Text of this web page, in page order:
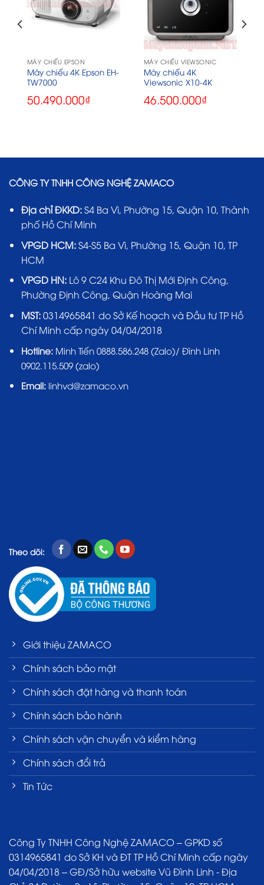
MÁY CHIẾU EPSON
Máy chiếu 4K Epson EH-
TW7000
50.490.000₫
MÁY CHIẾU VIEWSONIC
Máy chiếu 4K
Viewsonic X10-4K
46.500.000₫
CÔNG TY TNHH CÔNG NGHỆ ZAMACO
Địa chỉ ĐKKD:S4 Ba Vì, Phường 15, Quận 10, Thành
phố Hồ Chí Minh
VPGD HCM:S4-S5 Ba Vì, Phường 15, Quận 10, TP
HCM
VPGD HN:Lô 9 C24 Khu Đô Thị Mới Định Công,
Phường Định Công, Quận Hoàng Mai
MST:0314965841 do Sở Kế hoạch và Đầu tư TP Hồ
Chí Minh cấp ngày 04/04/2018
Hotline: Minh Tiến 0888.586.248 (Zalo)/ Đình Linh
0902.115.509 (zalo)
Email:linhvd@zamaco.vn
Theo dõi:
Giới thiệu ZAMACO
Chính sách bảo mật
Chính sách đặt hàng và thanh toán
Chính sách bảo hành
Chính sách vận chuyển và kiểm hàng
Chính sách đổi trả
Tin Tức
Công Ty TNHH Công Nghệ ZAMACO – GPKD số
0314965841 do Sở KH và ĐT TP Hồ Chí Minh cấp ngày
04/04/2018 – GĐ/Sở hữu website Vũ Đình Linh - Địa